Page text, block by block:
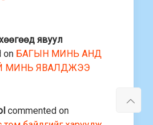
явуул
on БАГЫН МИНЬ АНД
МИНЬ ЯВАЛДЖЭЭ
commented on